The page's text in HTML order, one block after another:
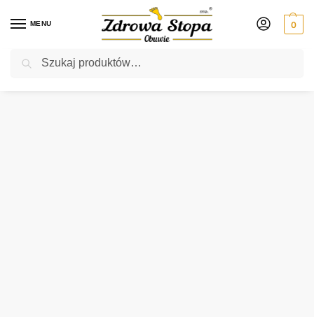
MENU 0
Rabat ⚡ 5% kod: ZDROWASTOPA (na obuwie poza promocją)